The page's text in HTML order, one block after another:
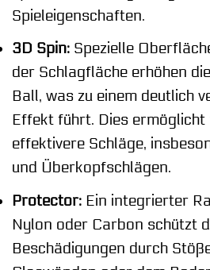
Spieleigenschaften.
3D Spin: Spezielle
der Schlagfläche erhöhen
Ball, was zu einem deutlich
Effekt führt. Dies ermöglicht
effektivere Schläge,
und Überkopfschlägen.
Protector: Ein integrierter
Nylon oder Carbon schützt
Beschädigungen durch